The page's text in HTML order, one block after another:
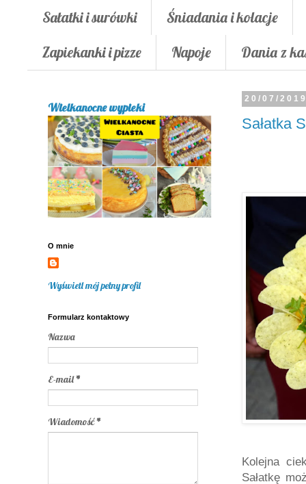
Sałatki i surówki
Śniadania i kolacje
Zapiekanki i pizze
Napoje Dania z
20/07/
Sałatka
Kolejna
Sałatkę
Wielkanocne wypieki
O mnie
Wyświetl mój pełny profil
Formularz kontaktowy
Nazwa
E-mail*
Wiadomość*